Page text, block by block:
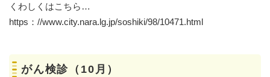
くわしくはこちら…
https：//www.city.nara.lg.jp/soshiki/98/10471.html
がん検診（10月）